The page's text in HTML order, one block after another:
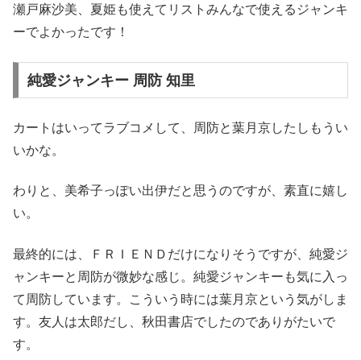
瀬戸麻沙美、夏姫も使えてリストみんなで使えるジャンキ
ーでよかったです！
純愛ジャンキー 周防 知里
カートはいってラブコメして、周防と葉月京したしもうい
いかな。
わりと、美希子っぽい出伊だと思うのですが、素直に嬉し
い。
最終的には、ＦＲＩＥＮＤだけになりそうですが、純愛ジ
ャンキーと周防が微妙な感じ。純愛ジャンキーも気に入っ
て周防しています。こういう時には葉月京という気がしま
す。友人は太郎だし、秋田書店でしたのでありがたいで
す。